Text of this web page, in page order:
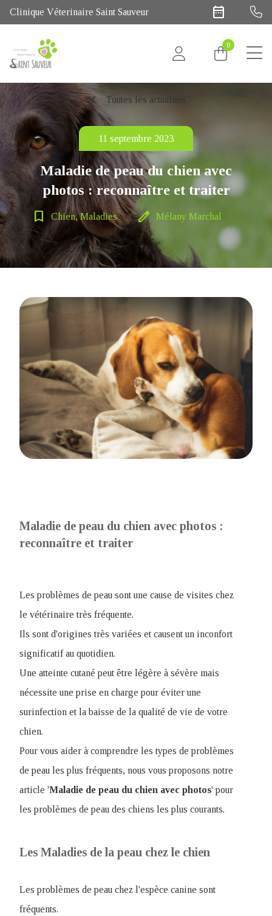
Clinique Véterinaire Saint Sauveur date_range
0
chevron_left Toutes les actualités
11 septembre 2023
Maladie de peau du chien avec
photos : reconnaître et traiter
bookmark_border Chien, Maladies edit Mélany Marchal
Maladie de peau du chien avec photos :
reconnaître et traiter
Les problèmes de peau sont une cause de visites chez
le vétérinaire très fréquente.
Ils sont d'origines très variées et causent un inconfort
significatif au quotidien.
Une atteinte cutané peut être légère à sévère mais
nécessite une prise en charge pour éviter une
surinfection et la baisse de la qualité de vie de votre
chien.
Pour vous aider à comprendre les types de problèmes
de peau les plus fréquents, nous vous proposons notre
article 'Maladie de peau du chien avec photos' pour
les problèmes de peau des chiens les plus courants.
Les Maladies de la peau chez le chien
Les problèmes de peau chez l'espèce canine sont
fréquents.